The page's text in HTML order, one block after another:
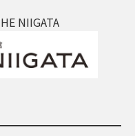
NIIGATA